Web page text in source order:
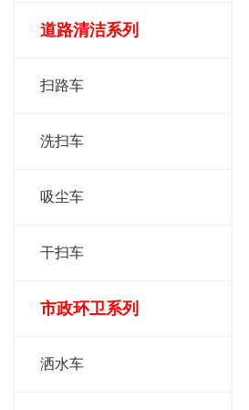
道路清洁系列
扫路车
洗扫车
吸尘车
干扫车
市政环卫系列
洒水车